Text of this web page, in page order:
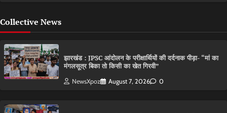
Collective News
झारखंड : JPSC आंदोलन के परीक्षार्थियों की दर्दनाक पीड़ा- “मां का
मंगलसूत्र बिका तो किसी का खेत गिरवी”
NewsXpoz August 7, 2026 0